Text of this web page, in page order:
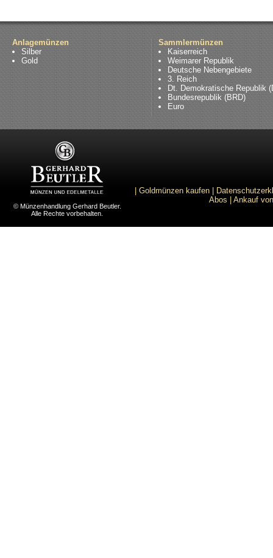
Anlagemünzen
Silber
Gold
Sammlermünzen
Kaiserreich
Weimarer Republik
Deutsche Nebengebiete
3. Reich
Dt. Demokratische Republik
Bundesrepublik (BRD)
Euro
© Münzenhandlung Gerhard Beutler.
Alle Rechte vorbehalten.
Goldmünzen kaufen
Abos
Ankauf